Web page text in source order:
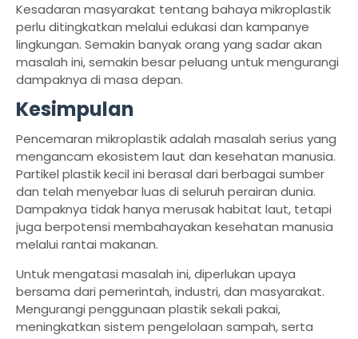
Kesadaran masyarakat tentang bahaya mikroplastik
perlu ditingkatkan melalui edukasi dan kampanye
lingkungan. Semakin banyak orang yang sadar akan
masalah ini, semakin besar peluang untuk mengurangi
dampaknya di masa depan.
Kesimpulan
Pencemaran mikroplastik adalah masalah serius yang
mengancam ekosistem laut dan kesehatan manusia.
Partikel plastik kecil ini berasal dari berbagai sumber
dan telah menyebar luas di seluruh perairan dunia.
Dampaknya tidak hanya merusak habitat laut, tetapi
juga berpotensi membahayakan kesehatan manusia
melalui rantai makanan.
Untuk mengatasi masalah ini, diperlukan upaya
bersama dari pemerintah, industri, dan masyarakat.
Mengurangi penggunaan plastik sekali pakai,
meningkatkan sistem pengelolaan sampah, serta